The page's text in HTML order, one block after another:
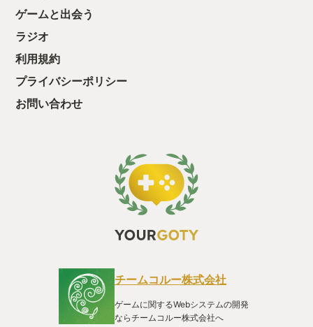
ゲームと出会う
ラジオ
利用規約
プライバシーポリシー
お問い合わせ
チームコルー株式会社
ゲームに関するWebシステムの開発
ならチームコルー株式会社へ